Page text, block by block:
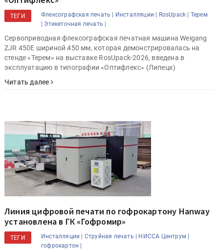
ТЕГИ Флексографская печать | Инсталляции | RosUpack |
Терем
Этикеточная печать |
Cервоприводная флексографская печатная машина Weigang
ZJR 450E шириной 450 мм, которая демонстрировалась на
стенде «Терем» на выставке RosUpack-2026, введена в
эксплуатацию в типографии «Оптифлекс» (Липецк)
Читать далее
Линия цифровой печати по гофрокартону Hanway
установлена в ГК «Гофромир»
ТЕГИ Инсталляции | Струйная печать |
НИССА Центрум |
гофрокартон |